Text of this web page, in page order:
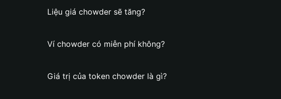
Liệu giá chowder sẽ tăng?
Ví chowder có miễn phí không?
Giá trị của token chowder là gì?